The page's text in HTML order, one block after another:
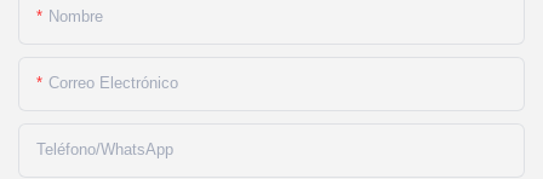
Nombre
Correo Electrónico
Teléfono/WhatsApp